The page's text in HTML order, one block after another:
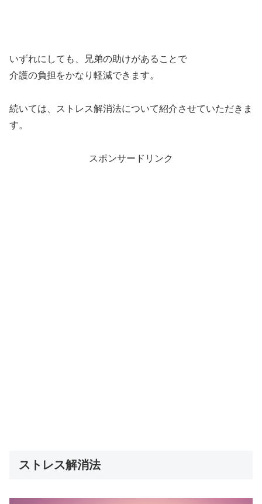
いずれにしても、兄弟の助けがあることで
介護の負担をかなり軽減できます。
続いては、ストレス解消法について紹介させていただきま
す。
スポンサードリンク
ストレス解消法